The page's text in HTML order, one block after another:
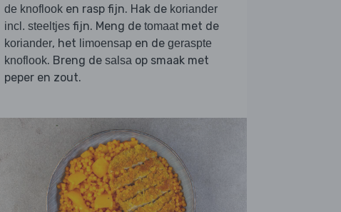
de knoflook en rasp fijn. Hak de koriander
incl. steeltjes fijn. Meng de tomaatmet de
koriander, het limoensap en de geraspte
knoflook. Breng de salsa op smaak met
peper en zout.